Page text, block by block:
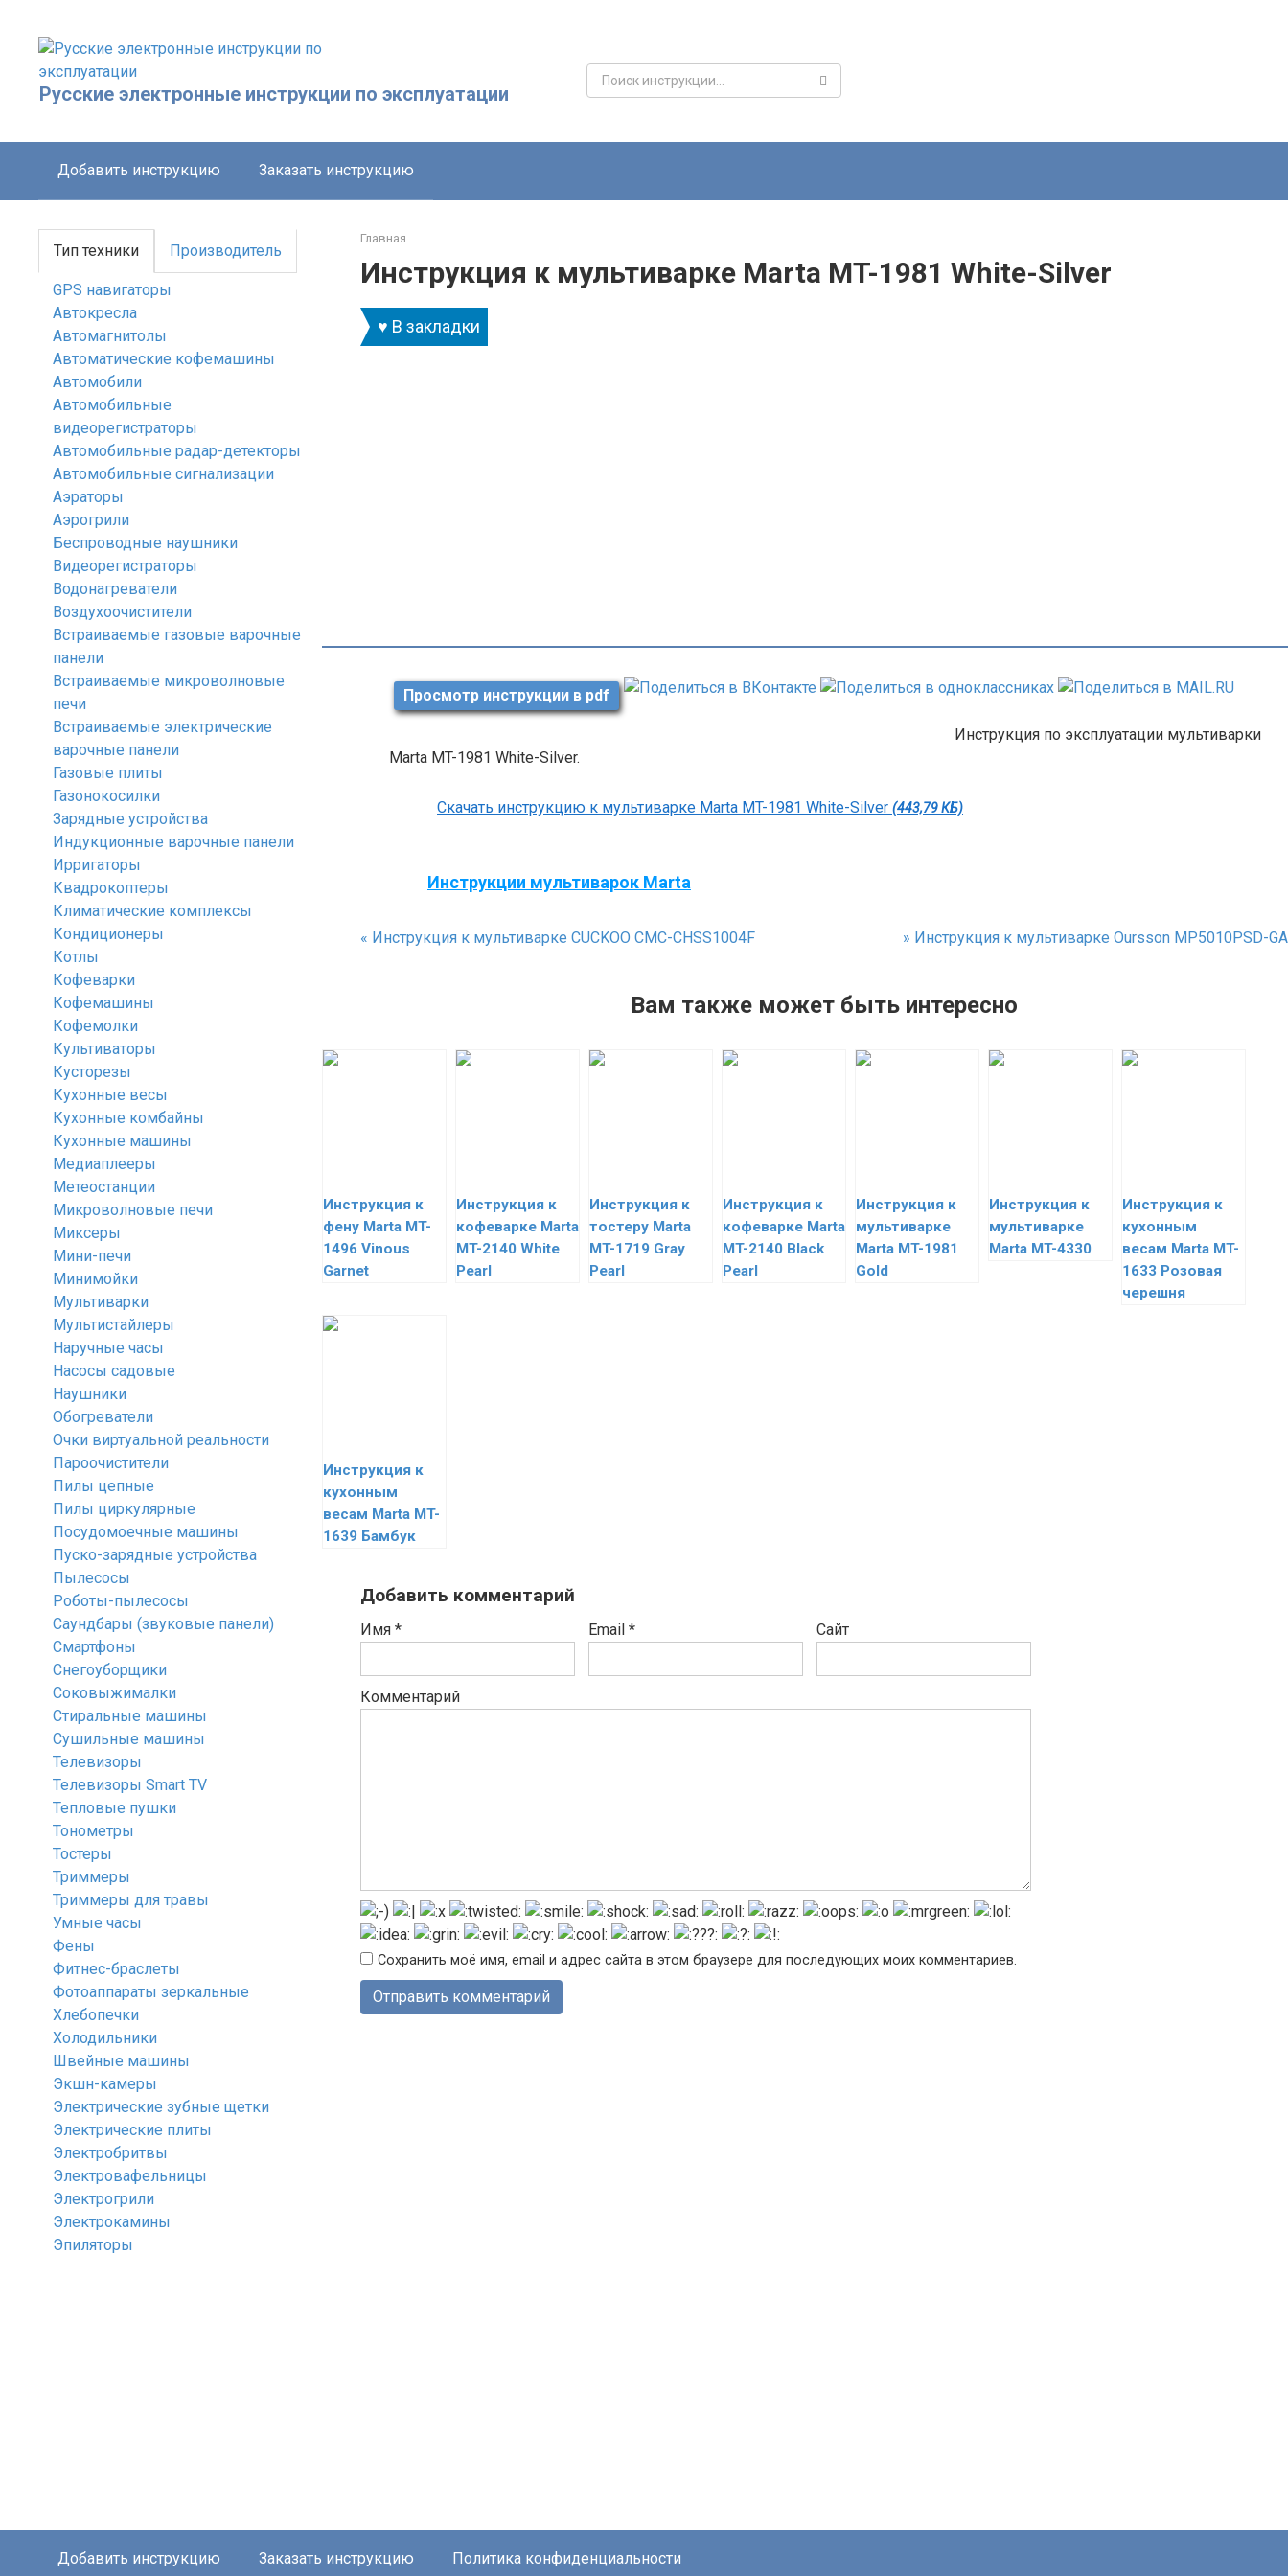
контенту
Русские электронные инструкции по эксплуатации
Поиск:
Добавить инструкцию Заказать инструкцию
Главная
Инструкция к мультиварке Marta MT-1981 White-Silver
♥ В закладки
Просмотр инструкции в pdf
Инструкция по эксплуатации мультиварки
Marta MT-1981 White-Silver.
Скачать инструкцию к мультиварке Marta MT-1981 White-Silver (443,79 КБ)
Инструкции мультиварок Marta
« Инструкция к мультиварке CUCKOO CMC-CHSS1004F » Инструкция к мультиварке Oursson MP5010PSD-GA
Вам также может быть интересно
Инструкция к
фену Marta MT-
1496 Vinous
Garnet
Инструкция к
кофеварке Marta
MT-2140 White
Pearl
Инструкция к
тостеру Marta
MT-1719 Gray
Pearl
Инструкция к
кофеварке Marta
MT-2140 Black
Pearl
Инструкция к
мультиварке
Marta MT-1981
Gold
Инструкция к
мультиварке
Marta MT-4330
Инструкция к
кухонным
весам Marta MT-
1633 Розовая
черешня
Инструкция к
кухонным
весам Marta MT-
1639 Бамбук
Добавить комментарий
Имя * Email * Сайт
Комментарий
Сохранить моё имя, email и адрес сайта в этом браузере для последующих моих комментариев.
Тип техники Производитель
GPS навигаторы
Автокресла
Автомагнитолы
Автоматические кофемашины
Автомобили
Автомобильные
видеорегистраторы
Автомобильные радар-детекторы
Автомобильные сигнализации
Аэраторы
Аэрогрили
Беспроводные наушники
Видеорегистраторы
Водонагреватели
Воздухоочистители
Встраиваемые газовые варочные
панели
Встраиваемые микроволновые
печи
Встраиваемые электрические
варочные панели
Газовые плиты
Газонокосилки
Зарядные устройства
Индукционные варочные панели
Ирригаторы
Квадрокоптеры
Климатические комплексы
Кондиционеры
Котлы
Кофеварки
Кофемашины
Кофемолки
Культиваторы
Кусторезы
Кухонные весы
Кухонные комбайны
Кухонные машины
Медиаплееры
Метеостанции
Микроволновые печи
Миксеры
Мини-печи
Минимойки
Мультиварки
Мультистайлеры
Наручные часы
Насосы садовые
Наушники
Обогреватели
Очки виртуальной реальности
Пароочистители
Пилы цепные
Пилы циркулярные
Посудомоечные машины
Пуско-зарядные устройства
Пылесосы
Роботы-пылесосы
Саундбары (звуковые панели)
Смартфоны
Снегоуборщики
Соковыжималки
Стиральные машины
Сушильные машины
Телевизоры
Телевизоры Smart TV
Тепловые пушки
Тонометры
Тостеры
Триммеры
Триммеры для травы
Умные часы
Фены
Фитнес-браслеты
Фотоаппараты зеркальные
Хлебопечки
Холодильники
Швейные машины
Экшн-камеры
Электрические зубные щетки
Электрические плиты
Электробритвы
Электровафельницы
Электрогрили
Электрокамины
Эпиляторы
Добавить инструкцию Заказать инструкцию Политика конфиденциальности